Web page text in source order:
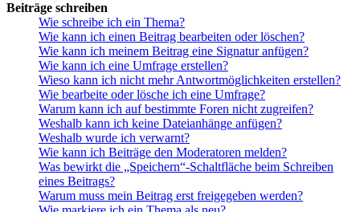
Beiträge schreiben
Wie schreibe ich ein Thema?
Wie kann ich einen Beitrag bearbeiten oder löschen?
Wie kann ich meinem Beitrag eine Signatur anfügen?
Wie kann ich eine Umfrage erstellen?
Wieso kann ich nicht mehr Antwortmöglichkeiten erstellen?
Wie bearbeite oder lösche ich eine Umfrage?
Warum kann ich auf bestimmte Foren nicht zugreifen?
Weshalb kann ich keine Dateianhänge anfügen?
Weshalb wurde ich verwarnt?
Wie kann ich Beiträge den Moderatoren melden?
Was bewirkt die „Speichern“-Schaltfläche beim Schreiben
eines Beitrags?
Warum muss mein Beitrag erst freigegeben werden?